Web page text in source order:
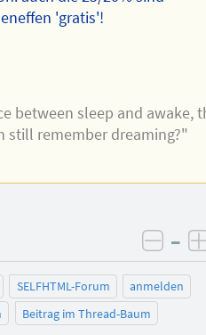
'gratis'!
between sleep and awake,
still remember dreaming?"
–
SELFHTML-Forum
anmelden
Beitrag im Thread-Baum